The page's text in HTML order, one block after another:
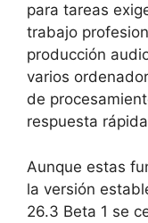
para tareas
trabajo
producción
varios
de
respuesta
Aunque estas
la versión
26.3 Beta 1 se